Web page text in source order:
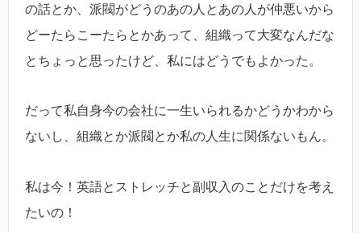
の話とか、派閥がどうのあの人とあの人が仲悪いから
どーたらこーたらとかあって、組織って大変なんだな
とちょっと思ったけど、私にはどうでもよかった。
だって私自身今の会社に一生いられるかどうかわから
ないし、組織とか派閥とか私の人生に関係ないもん。
私は今！英語とストレッチと副収入のことだけを考え
たいの！